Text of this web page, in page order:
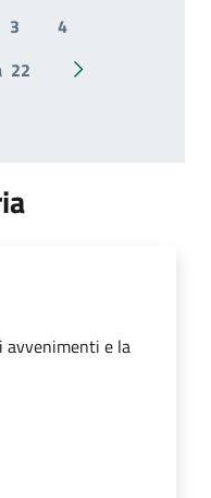
3
4
22 Pagina
avvenimenti e la